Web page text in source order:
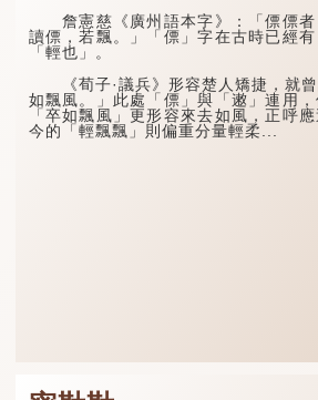
詹憲慈《廣州語本字》：「僄僄者
讀僄，若飄。」「僄」字在古時已經
「輕也」。
《荀子·議兵》形容楚人矯捷，就曾
如飄風。」此處「僄」與「遫」連用，
「卒如飄風」更形容來去如風，正呼
今的「輕飄飄」則偏重分量輕柔...